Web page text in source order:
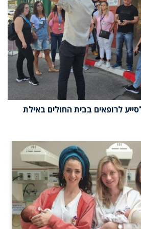
לרופאים בבית החולים באילת